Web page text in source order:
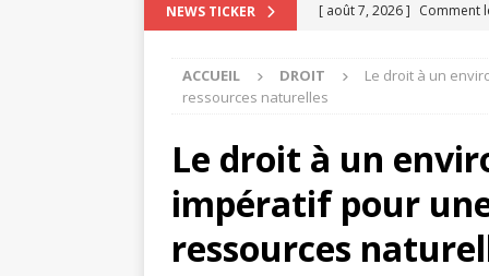
NEWS TICKER [ août 7, 2026 ] Comment
[ août 7, 2026 ] Pourquoi
AVOCAT
[ août 4, 2026 ] Les
ACCUEIL DROIT
Le droit à un
ressources naturelles
Le droit à un
impératif pour
ressources